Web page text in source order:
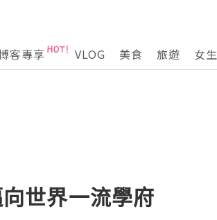
客專享 VLOG 美食 旅遊 女生
世界一流學府